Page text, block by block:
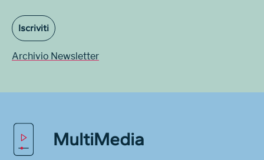
Iscriviti
Archivio Newsletter
MultiMedia